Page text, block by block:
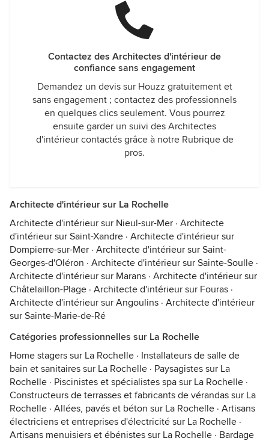
Contactez des Architectes d'intérieur de
confiance sans engagement
Demandez un devis sur Houzz gratuitement et
sans engagement ; contactez des professionnels
en quelques clics seulement. Vous pourrez
ensuite garder un suivi des Architectes
d'intérieur contactés grâce à notre Rubrique de
pros.
Architecte d'intérieur sur La Rochelle
Architecte d'intérieur sur Nieul-sur-Mer · Architecte
d'intérieur sur Saint-Xandre · Architecte d'intérieur sur
Dompierre-sur-Mer · Architecte d'intérieur sur Saint-
Georges-d'Oléron · Architecte d'intérieur sur Sainte-Soulle ·
Architecte d'intérieur sur Marans · Architecte d'intérieur sur
Châtelaillon-Plage · Architecte d'intérieur sur Fouras ·
Architecte d'intérieur sur Angoulins · Architecte d'intérieur
sur Sainte-Marie-de-Ré
Catégories professionnelles sur La Rochelle
Home stagers sur La Rochelle · Installateurs de salle de
bain et sanitaires sur La Rochelle · Paysagistes sur La
Rochelle · Piscinistes et spécialistes spa sur La Rochelle ·
Constructeurs de terrasses et fabricants de vérandas sur La
Rochelle · Allées, pavés et béton sur La Rochelle · Artisans
électriciens et entreprises d'électricité sur La Rochelle ·
Artisans menuisiers et ébénistes sur La Rochelle · Bardage